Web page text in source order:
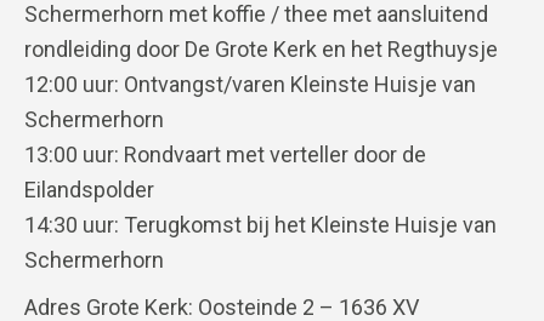
Schermerhorn met koffie / thee met aansluitend
rondleiding door De Grote Kerk en het Regthuysje
12:00 uur: Ontvangst/varen Kleinste Huisje van
Schermerhorn
13:00 uur: Rondvaart met verteller door de
Eilandspolder
14:30 uur: Terugkomst bij het Kleinste Huisje van
Schermerhorn
Adres Grote Kerk: Oosteinde 2 – 1636 XV